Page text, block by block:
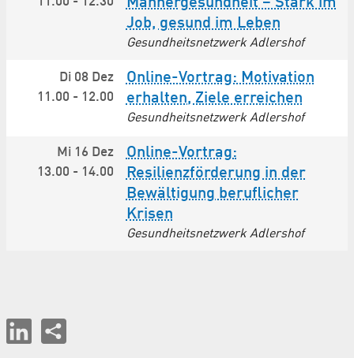
Job, gesund im Leben
Gesundheitsnetzwerk Adlershof
Di 08 Dez
11.00 - 12.00
Online-Vortrag: Motivation
erhalten, Ziele erreichen
Gesundheitsnetzwerk Adlershof
Mi 16 Dez
13.00 - 14.00
Online-Vortrag:
Resilienzförderung in der
Bewältigung beruflicher
Krisen
Gesundheitsnetzwerk Adlershof